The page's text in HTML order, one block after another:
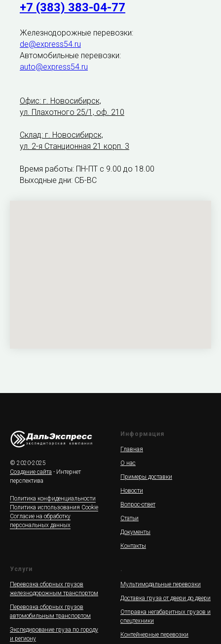
+7 (383) 383-04-77
Железнодорожные перевозки:
de@express54.ru
Автомобильные перевозки:
auto@express54.ru
Офис: г. Новосибирск,
ул. Плахотного 25/1, оф. 210
Склад: г. Новосибирск,
ул. 2-я Станционная 21 корп. 3
Время работы: ПН-ПТ с 9.00 до 18.00
Выходные дни: СБ-ВС
© 2020-2025
Создание сайта - Интернет
перспектива
Политика конфиденциальности
Политика использования Cookie
Согласие на обработку
персональных данных
Информация
Главная
О нас
Примеры доставки
Новости
Вопрос-ответ
Статьи
Документы
Контакты
Услуги
Перевозка сборных грузов
железнодорожным транспортом
Перевозка сборных грузов
автомобильным транспортом
Экспедирование груза по городу
и региону
.
Мультимодальные перевозки
Доставка груза от двери до двери
Отправка негабаритных грузов и
спецтехники
Контейнерные перевозки